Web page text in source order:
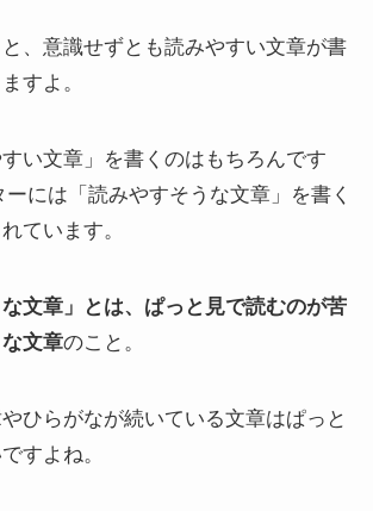
、意識せずとも読みやすい文章が書
すよ。
い文章」を書くのはもちろんです
には「読みやすそうな文章」を書く
ています。
な文章」とは、ぱっと見で読むのが苦
文章のこと。
ひらがなが続いている文章はぱっと
すよね。